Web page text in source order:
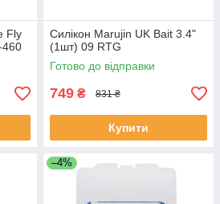
Fly
460
Силікон Marujin UK Bait 3.4"
(1шт) 09 RTG
Готово до відправки
749 ₴ 831 ₴
Купити
–4%